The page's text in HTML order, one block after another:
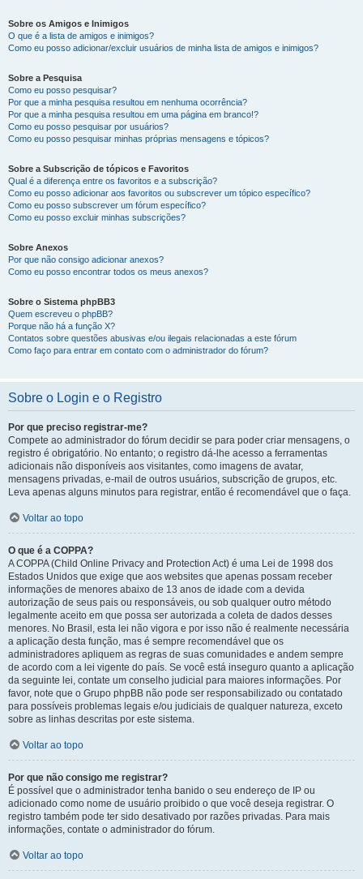
Sobre os Amigos e Inimigos
O que é a lista de amigos e inimigos?
Como eu posso adicionar/excluir usuários de minha lista de amigos e inimigos?
Sobre a Pesquisa
Como eu posso pesquisar?
Por que a minha pesquisa resultou em nenhuma ocorrência?
Por que a minha pesquisa resultou em uma página em branco!?
Como eu posso pesquisar por usuários?
Como eu posso pesquisar minhas próprias mensagens e tópicos?
Sobre a Subscrição de tópicos e Favoritos
Qual é a diferença entre os favoritos e a subscrição?
Como eu posso adicionar aos favoritos ou subscrever um tópico específico?
Como eu posso subscrever um fórum específico?
Como eu posso excluir minhas subscrições?
Sobre Anexos
Por que não consigo adicionar anexos?
Como eu posso encontrar todos os meus anexos?
Sobre o Sistema phpBB3
Quem escreveu o phpBB?
Porque não há a função X?
Contatos sobre questões abusivas e/ou ilegais relacionadas a este fórum
Como faço para entrar em contato com o administrador do fórum?
Sobre o Login e o Registro
Por que preciso registrar-me?
Compete ao administrador do fórum decidir se para poder criar mensagens, o
registro é obrigatório. No entanto; o registro dá-lhe acesso a ferramentas
adicionais não disponíveis aos visitantes, como imagens de avatar,
mensagens privadas, e-mail de outros usuários, subscrição de grupos, etc.
Leva apenas alguns minutos para registrar, então é recomendável que o faça.
Voltar ao topo
O que é a COPPA?
A COPPA (Child Online Privacy and Protection Act) é uma Lei de 1998 dos
Estados Unidos que exige que aos websites que apenas possam receber
informações de menores abaixo de 13 anos de idade com a devida
autorização de seus pais ou responsáveis, ou sob qualquer outro método
legalmente aceito em que possa ser autorizada a coleta de dados desses
menores. No Brasil, esta lei não vigora e por isso não é realmente necessária
a aplicação desta função, mas é sempre recomendável que os
administradores apliquem as regras de suas comunidades e andem sempre
de acordo com a lei vigente do país. Se você está inseguro quanto a aplicação
da seguinte lei, contate um conselho judicial para maiores informações. Por
favor, note que o Grupo phpBB não pode ser responsabilizado ou contatado
para possíveis problemas legais e/ou judiciais de qualquer natureza, exceto
sobre as linhas descritas por este sistema.
Voltar ao topo
Por que não consigo me registrar?
É possível que o administrador tenha banido o seu endereço de IP ou
adicionado como nome de usuário proibido o que você deseja registrar. O
registro também pode ter sido desativado por razões privadas. Para mais
informações, contate o administrador do fórum.
Voltar ao topo